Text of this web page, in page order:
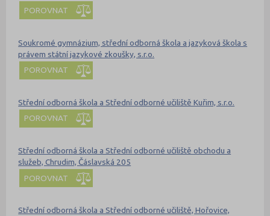
POROVNAT
Soukromé gymnázium, střední odborná škola a jazyková škola s
právem státní jazykové zkoušky, s.r.o.
POROVNAT
Střední odborná škola a Střední odborné učiliště Kuřim, s.r.o.
POROVNAT
Střední odborná škola a Střední odborné učiliště obchodu a
služeb, Chrudim, Čáslavská 205
POROVNAT
Střední odborná škola a Střední odborné učiliště, Hořovice,